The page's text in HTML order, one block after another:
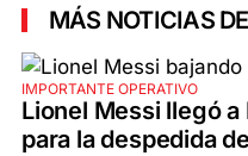
MÁS NOTICIAS
IMPORTANTE OPERATIVO
Lionel Messi llegó
para la despedida